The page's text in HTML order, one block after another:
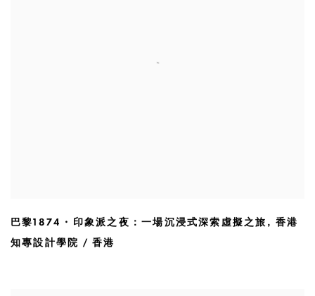
巴黎1874・印象派之夜：一場沉浸式深索虛擬之旅 ,香港
知專設計學院 / 香港